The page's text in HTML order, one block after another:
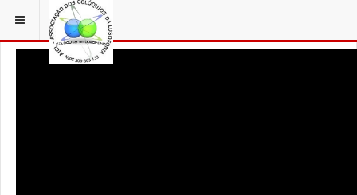
ESTÁ EM... AÇORFILM